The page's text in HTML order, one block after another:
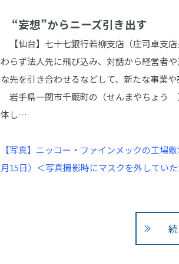
“妄想”からニーズ引き出す
【仙台】七十七銀行若柳支店（庄司卓支
わらず法人先に飛び込み、対話から経営者
な先を引き合わせるなどして、新たな事業
岩手県一関市千厩町の（せんまやちょう
体し…
【写真】ニッコー・ファインメックの工場
月15日）＜写真撮影時にマスクを外してい